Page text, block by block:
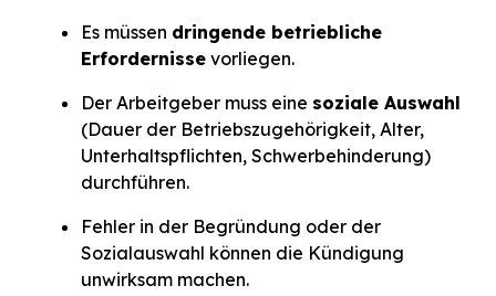
Es müssen dringende betriebliche
Erfordernisse vorliegen.
Der Arbeitgeber muss eine soziale Auswahl
(Dauer der Betriebszugehörigkeit, Alter,
Unterhaltspflichten, Schwerbehinderung)
durchführen.
Fehler in der Begründung oder der
Sozialauswahl können die Kündigung
unwirksam machen.